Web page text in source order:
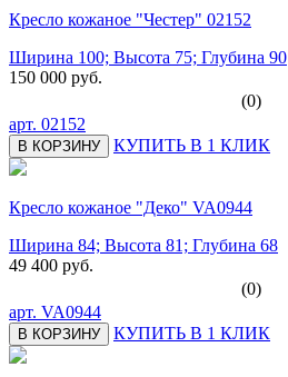
Кресло кожаное "Честер" 02152
Ширина 100; Высота 75; Глубина 90
150 000 руб.
(0)
арт. 02152
В КОРЗИНУ КУПИТЬ В 1 КЛИК
Кресло кожаное "Деко" VA0944
Ширина 84; Высота 81; Глубина 68
49 400 руб.
(0)
арт. VA0944
В КОРЗИНУ КУПИТЬ В 1 КЛИК